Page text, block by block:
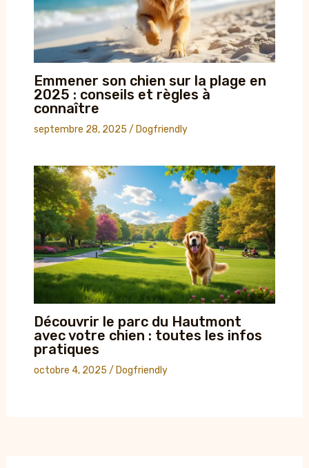
Emmener son chien sur la plage en
2025 : conseils et règles à
connaître
septembre 28, 2025 / Dogfriendly
Découvrir le parc du Hautmont
avec votre chien : toutes les infos
pratiques
octobre 4, 2025 / Dogfriendly